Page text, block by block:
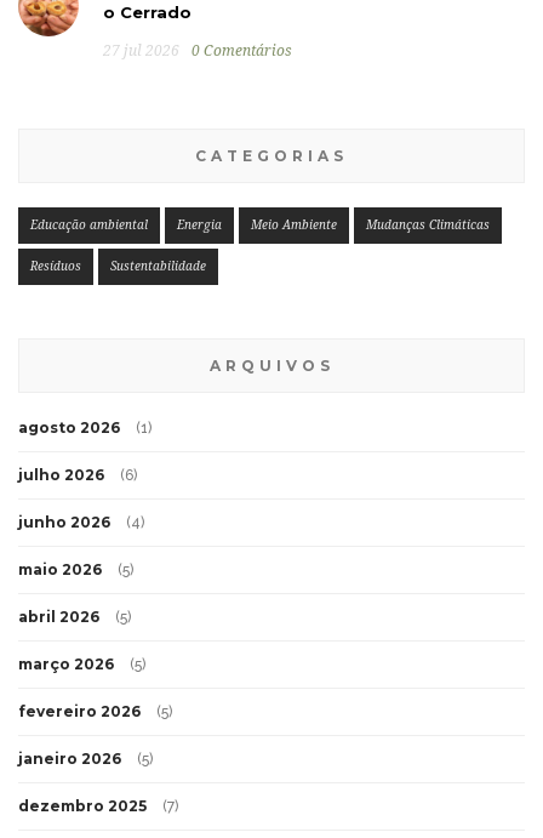
o Cerrado
27 jul 2026 0 Comentários
CATEGORIAS
Educação ambiental Energia Meio Ambiente Mudanças Climáticas
Resíduos Sustentabilidade
ARQUIVOS
agosto 2026 (1)
julho 2026 (6)
junho 2026 (4)
maio 2026 (5)
abril 2026 (5)
março 2026 (5)
fevereiro 2026 (5)
janeiro 2026 (5)
dezembro 2025 (7)